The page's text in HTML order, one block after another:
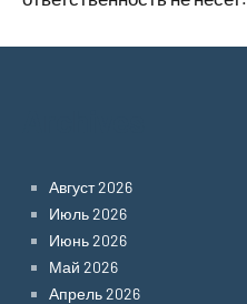
Август 2026
Июль 2026
Июнь 2026
Май 2026
Апрель 2026